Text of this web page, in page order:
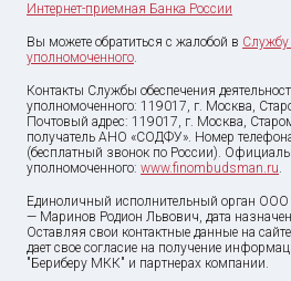
Интернет-приемная Банка России
Вы можете обратиться с жалобой в Службу
уполномоченного.
Контакты Службы обеспечения
уполномоченного: 119017, г. Москва,
Почтовый адрес: 119017, г. Москва,
получатель АНО «СОДФУ». Номер
(бесплатный звонок по России).
уполномоченного: www.finombudsman.ru.
Единоличный исполнительный орган
— Маринов Родион Львович, дата
Оставляя свои контактные данные на
дает свое согласие на получение
"Бериберу МКК" и партнерах компании.